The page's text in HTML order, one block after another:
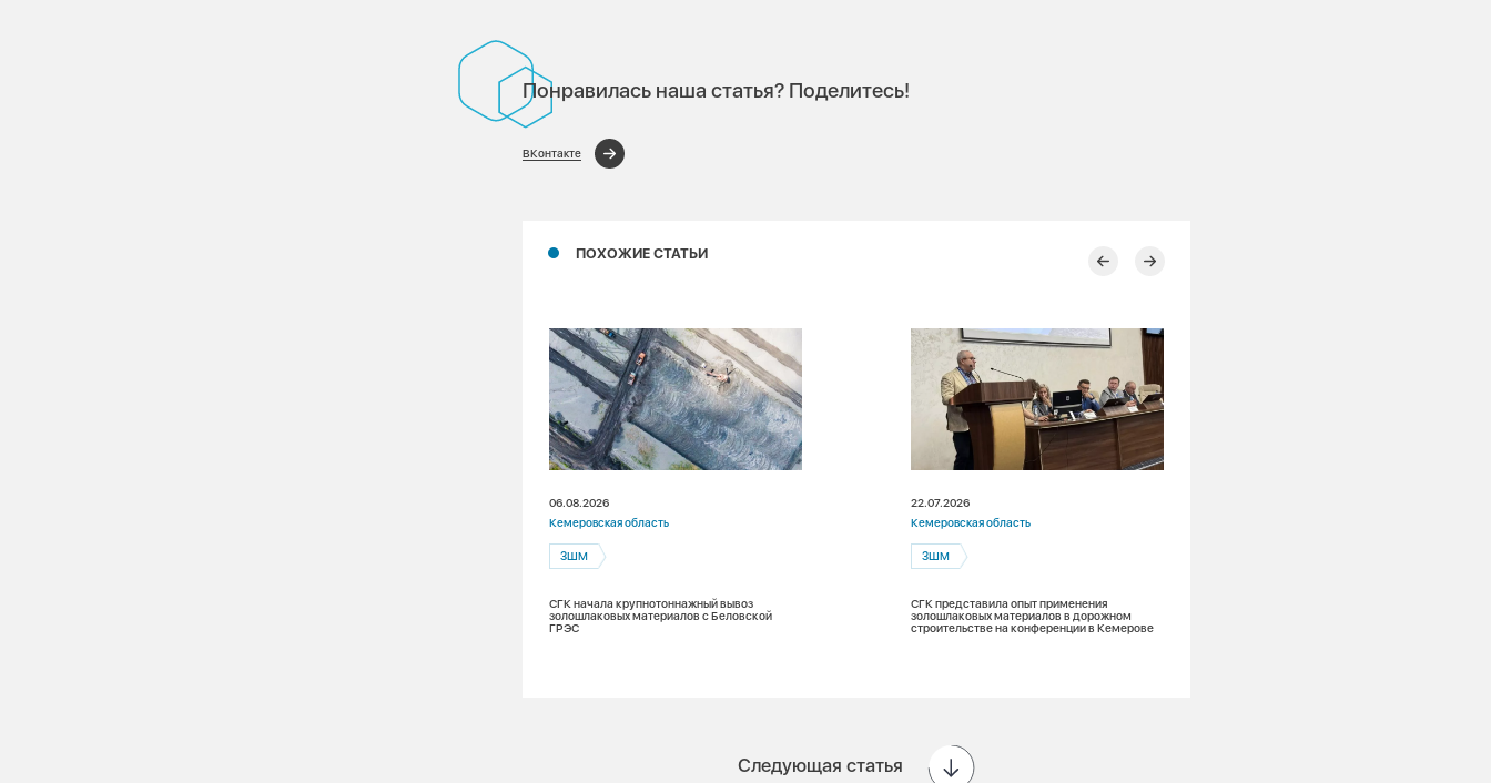
Понравилась наша статья? Поделитесь!
ВКонтакте
ПОХОЖИЕ СТАТЬИ
06.08.2026
Кемеровская область
ЗШМ
СГК начала крупнотоннажный вывоз
золошлаковых материалов с Беловской
ГРЭС
22.07.2026
Кемеровская область
ЗШМ
СГК представила опыт применения
золошлаковых материалов в дорожном
строительстве на конференции в Кемерове
Следующая статья